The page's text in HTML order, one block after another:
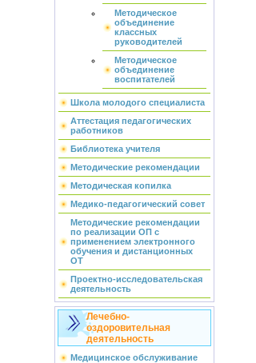
Методическое
объединение
классных
руководителей
Методическое
объединение
воспитателей
Школа молодого специалиста
Аттестация педагогических
работников
Библиотека учителя
Методические рекомендации
Методическая копилка
Медико-педагогический совет
Методические рекомендации
по реализации ОП с
применением электронного
обучения и дистанционных
ОТ
Проектно-исследовательская
деятельность
Лечебно-
оздоровительная
деятельность
Медицинское обслуживание